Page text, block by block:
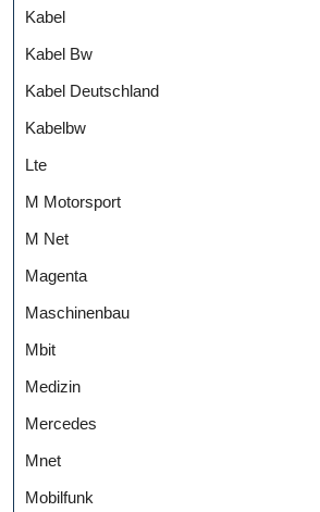
Kabel
Kabel Bw
Kabel Deutschland
Kabelbw
Lte
M Motorsport
M Net
Magenta
Maschinenbau
Mbit
Medizin
Mercedes
Mnet
Mobilfunk